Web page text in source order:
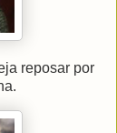
reposar por